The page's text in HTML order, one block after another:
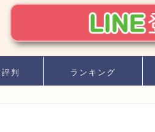
判 ランキング